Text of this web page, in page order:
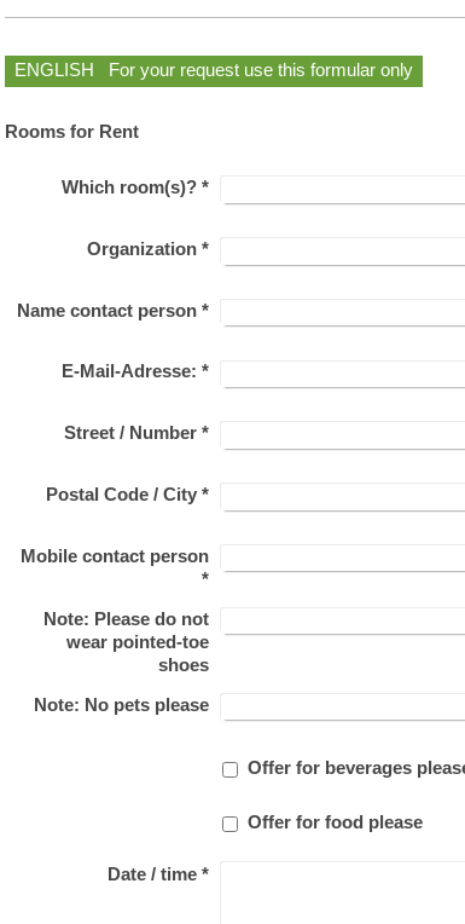
ENGLISH For your request use this formular only
Rooms for Rent
Which room(s)?*
Organization*
Name contact person*
E-Mail-Adresse: *
Street / Number*
Postal Code / City*
Mobile contact person
*
Note: Please do not
wear pointed-toe
shoes
Note: No pets please
Offer for beverages
Offer for food please
Date / time*